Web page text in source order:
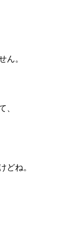
ん。
、
どね。